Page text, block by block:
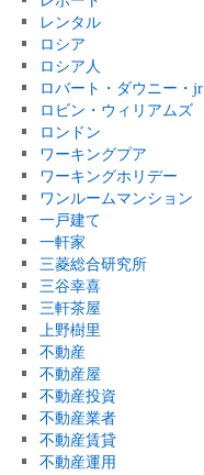
レンタル
ロシア
ロシア人
ロバート・ダウニー・jr
ロビン・ウィリアムズ
ロンドン
ワーキングプア
ワーキングホリデー
ワンルームマンション
一戸建て
一軒家
三菱総合研究所
三谷幸喜
三軒茶屋
上野樹里
不動産
不動産屋
不動産投資
不動産業者
不動産賃貸
不動産運用